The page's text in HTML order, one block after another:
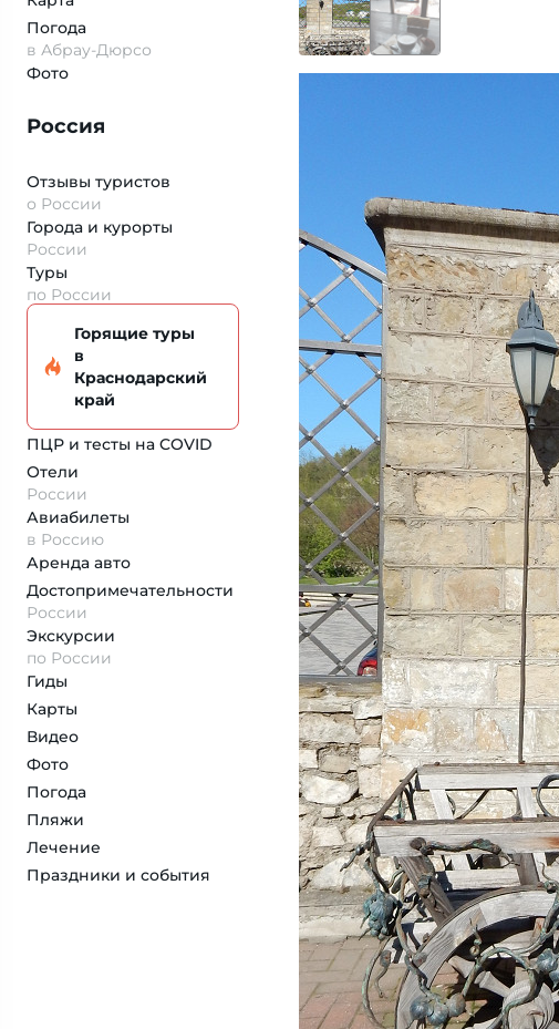
Погода
в Абрау-Дюрсо
Фото
Россия
Отзывы туристов
о России
Города и курорты
России
Туры
по России
Горящие туры
в
Краснодарский
край
ПЦР и тесты на COVID
Отели
России
Авиабилеты
в Россию
Аренда авто
Достопримеча­тельности
России
Экскурсии
по России
Гиды
Карты
Видео
Фото
Погода
Пляжи
Лечение
Праздники и события